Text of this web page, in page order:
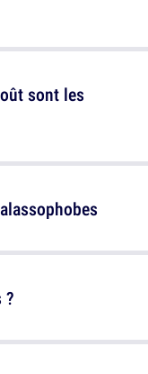
sont les
?